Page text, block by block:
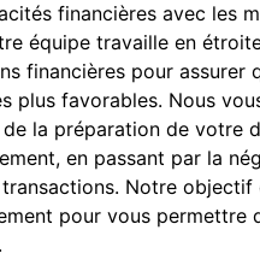
financières avec les
équipe travaille en
financières pour assurer
plus favorables. Nous
la préparation de votre
en passant par la
Notre
pour vous permettre